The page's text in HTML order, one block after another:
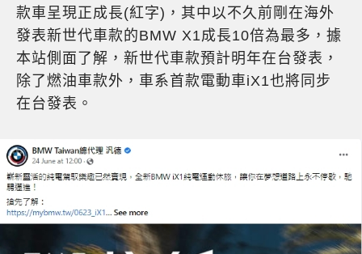
款車呈現正成長(紅字)，其中以不久前剛在海外
發表新世代車款的BMW X1成長10倍為最多，據
本站側面了解，新世代車款預計明年在台發表，
除了燃油車款外，車系首款電動車iX1也將同步
在台發表。